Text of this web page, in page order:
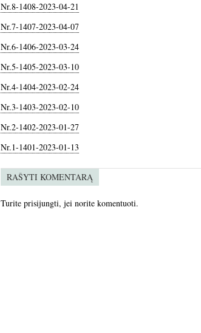
Nr.8-1408-2023-04-21
Nr.7-1407-2023-04-07
Nr.6-1406-2023-03-24
Nr.5-1405-2023-03-10
Nr.4-1404-2023-02-24
Nr.3-1403-2023-02-10
Nr.2-1402-2023-01-27
Nr.1-1401-2023-01-13
RAŠYTI KOMENTARĄ
Turite prisijungti, jei norite komentuoti.